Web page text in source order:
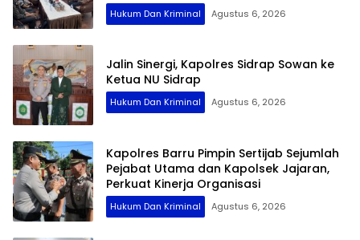
Hukum Dan Kriminal Agustus 6, 2026
Jalin Sinergi, Kapolres Sidrap Sowan ke
Ketua NU Sidrap
Hukum Dan Kriminal Agustus 6, 2026
Kapolres Barru Pimpin Sertijab Sejumlah
Pejabat Utama dan Kapolsek Jajaran,
Perkuat Kinerja Organisasi
Hukum Dan Kriminal Agustus 6, 2026